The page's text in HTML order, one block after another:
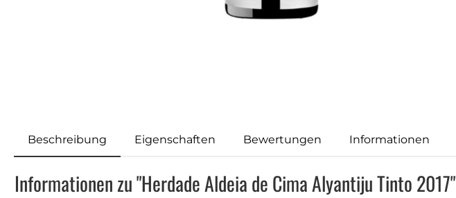
Beschreibung Eigenschaften Bewertungen Informationen
Informationen zu "Herdade Aldeia de Cima Alyantiju Tinto 2017"